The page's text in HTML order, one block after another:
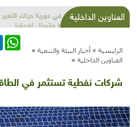
العناوين الداخليةالعمارة التراثية .. لأن بناء
الرئيسية » أخبار البيئة والتنمية »
العناوين الداخلية »
شركات نفطية تستثمر في